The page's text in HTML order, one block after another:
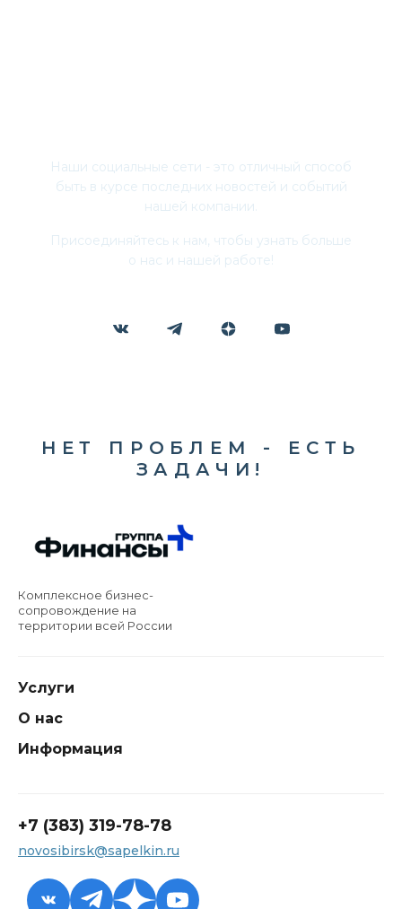
Наши социальные сети - это отличный способ
быть в курсе последних новостей и событий
нашей компании.
Присоединяйтесь к нам, чтобы узнать больше
о нас и нашей работе!
НЕТ ПРОБЛЕМ - ЕСТЬ
ЗАДАЧИ!
Комплексное бизнес-
сопровождение на
территории всей России
Услуги
О нас
Информация
+7 (383) 319-78-78
novosibirsk@sapelkin.ru